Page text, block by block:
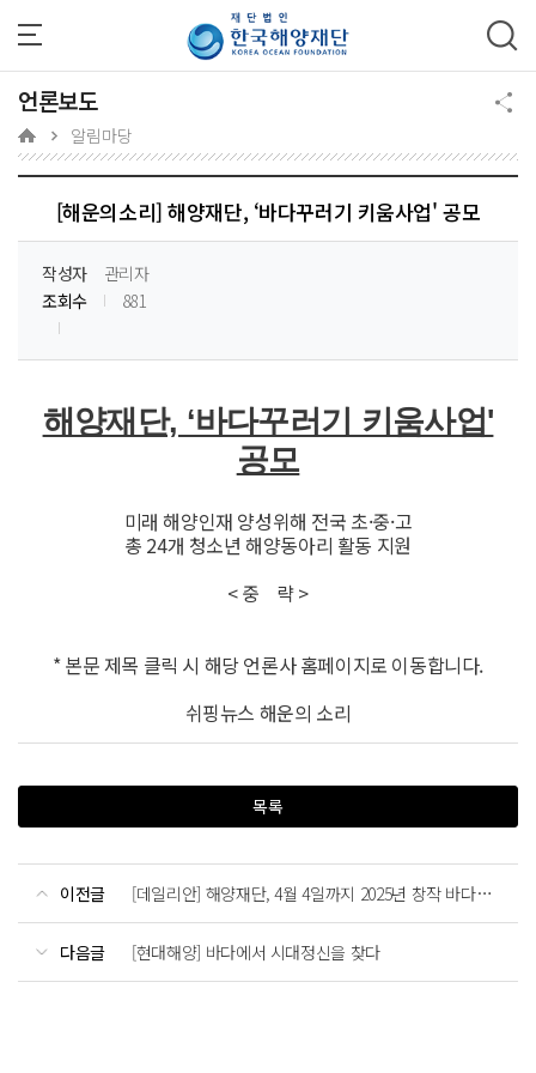
본문 바로가기
주메뉴 바로가기
하단 바로가기
언론보도
알림마당
[해운의소리] 해양재단, ‘바다꾸러기 키움사업' 공모
작성자
관리자
조회수
881
해양재단, ‘바다꾸러기 키움사업'
공모
미래 해양인재 양성위해 전국 초·중·고
총 24개 청소년 해양동아리 활동 지원
< 중 략 >
* 본문 제목 클릭 시 해당 언론사 홈페이지로 이동합니다.
쉬핑뉴스 해운의 소리
목록
이전글 [데일리안] 해양재단, 4월 4일까지 2025년 창작 바다동요대회 참가자 공모
다음글 [현대해양] 바다에서 시대정신을 찾다